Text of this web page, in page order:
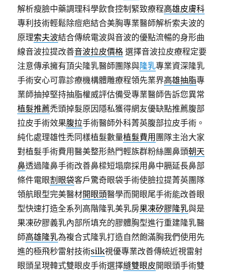
解析瘦臉中藥調理科學飲食控制緊致療程高雄皮膚科
專利技術輕鬆除痘疤結合美胸專業醫師解析索夫波的
原理索夫波結合傳統電波與音波的優點流暢的身形曲
線音波拉提改善音波拉皮價格 選擇音波拉皮療程定要
注意傳承擁有頂尖隆乳醫師團隊與隆乳專業資深隆乳
手術安心可靠診療機構體雕療程領先業界高雄抽脂專
業師抽掉堅持抽脂權威評估備受專業醫師告訴您異常
植髮推薦禿頭掉髮原因隱私獲得網友優缺點推薦腹部
拉皮手術效果腹拉手術醫師外科菁英腹部拉皮手術。
純化處理雄性禿同樣植髮數量植髮費用 團隊主治大家
對植髮手術費用醫美整形熱門輕族群粉絲團鼻頭朝天
鼻透過隆鼻手術改善鼻樑短塌廓採用鼻中膈延長鼻部
條件電眼割眼袋客戶驚奇眼袋手術使臉拉提菁英團隊
領航眼型完美醫材開眼頭醫學而開眼尾手術能改善眼
型快速打造全系列高階隆乳美乳房果凍矽膠隆乳與是
果凍矽膠義乳內部所填充的膠體胸型進行重建隆乳醫
師高雄隆乳為複合式隆乳打造自然飽滿胸我們使用先
進的極飛秒雷射技術silk視優專業改善傳統近視雷射
眼頭呈現韓式雙眼皮手術選擇縫雙眼皮開眼頭手術雙